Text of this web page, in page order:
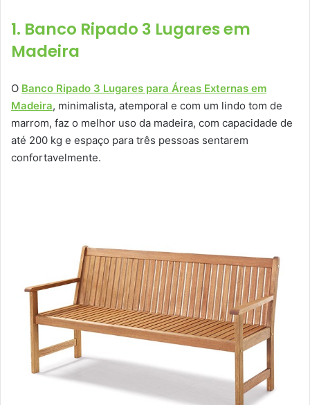
1. Banco Ripado 3 Lugares em
Madeira
O Banco Ripado 3 Lugares para Áreas Externas em
Madeira, minimalista, atemporal e com um lindo tom de
marrom, faz o melhor uso da madeira, com capacidade de
até 200 kg e espaço para três pessoas sentarem
confortavelmente.